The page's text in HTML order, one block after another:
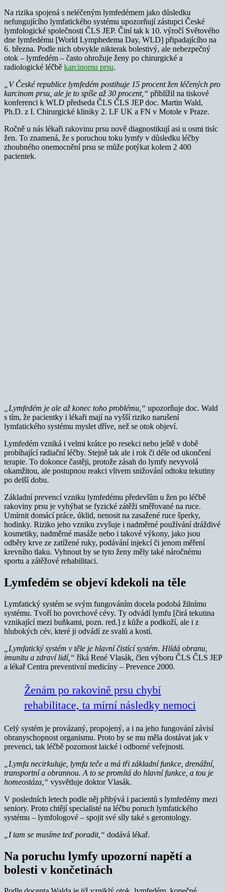
Na rizika spojená s neléčeným lymfedémem jako důsledku
nefungujícího lymfatického systému upozorňují zástupci České
lymfologické společnosti ČLS JEP. Činí tak k 10. výročí Světového
dne lymfedému [World Lymphedema Day, WLD] připadajícího na
6. března. Podle nich obvykle nikterak bolestivý, ale nebezpečný
otok – lymfedém – často ohrožuje ženy po chirurgické a
radiologické léčbě karcinomu prsu.
„V České republice lymfedém postihuje 15 procent žen léčených pro
karcinom prsu, ale je to spíše až 30 procent,“ přiblížil na tiskové
konferenci k WLD předseda ČLS ČLS JEP doc. Martin Wald,
Ph.D. z I. Chirurgické kliniky 2. LF UK a FN v Motole v Praze.
Ročně u nás lékaři rakovinu prsu nově diagnostikují asi u osmi tisíc
žen. To znamená, že s poruchou toku lymfy v důsledku léčby
zhoubného onemocnění prsu se může potýkat kolem 2 400
pacientek.
„Lymfedém je ale až konec toho problému,“ upozorňuje doc. Wald
s tím, že pacientky i lékaři mají na vyšší riziko narušení
lymfatického systému myslet dříve, než se otok objeví.
Lymfedém vzniká i velmi krátce po resekci nebo ještě v době
probíhající radiační léčby. Stejně tak ale i rok či déle od ukončení
terapie. To dokonce častěji, protože zásah do lymfy nevyvolá
okamžitou, ale postupnou reakci vlivem snižování odtoku tekutiny
po delší dobu.
Základní prevencí vzniku lymfedému především u žen po léčbě
rakoviny prsu je vyhýbat se fyzické zátěži směřované na ruce.
Umírnit domácí práce, úklid, nenosit na zasažené ruce šperky,
hodinky. Riziko jeho vzniku zvyšuje i nadměrné používání dráždivé
kosmetiky, nadměrné masáže nebo i takové výkony, jako jsou
odběry krve ze zatížené ruky, podávání injekcí či jenom měření
krevního tlaku. Vyhnout by se tyto ženy měly také náročnému
sportu a zátěžové rehabilitaci.
Lymfedém se objeví kdekoli na těle
Lymfatický systém se svým fungováním docela podobá žilnímu
systému. Tvoří ho povrchové cévy. Ty odvádí lymfu [čirá tekutina
vznikající mezi buňkami, pozn. red.] z kůže a podkoží, ale i z
hlubokých cév, které ji odvádí ze svalů a kostí.
„Lymfatický systém v těle je hlavní čistící systém. Hlídá obranu,
imunitu a zdraví lidí,“ říká René Vlasák, člen výboru ČLS ČLS JEP
a lékař Centra preventivní medicíny – Prevence 2000.
Ženám po rakovině prsu chybí
rehabilitace, ta mírní následky nemoci
Celý systém je provázaný, propojený, a i na jeho fungování závisí
obranyschopnost organismu. Proto by se mu měla dostávat jak v
prevenci, tak léčbě pozornost laické i odborné veřejnosti.
„Lymfa necirkuluje, lymfa teče a má tři základní funkce, drenážní,
transportní a obrannou. A to se promítá do hlavní funkce, a tou je
homeostáza,“ vysvětluje doktor Vlasák.
V posledních letech podle něj přibývá i pacientů s lymfedémy mezi
seniory. Proto chtějí specialisté na léčbu poruch lymfatického
systému – lymfologové – spojit své síly také s gerontology.
„I tam se musíme teď poradit,“ dodává lékař.
Na poruchu lymfy upozorní napětí a
bolesti v končetinách